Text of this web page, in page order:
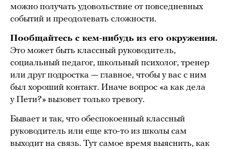
можно получать удовольствие от повседневных
событий и преодолевать сложности.
Пообщайтесь с кем-нибудь из его окружения.
Это может быть классный руководитель,
социальный педагог, школьный психолог, тренер
или друг подростка — главное, чтобы у вас с ним
был хороший контакт. Иначе вопрос «а как дела
у Пети?» вызовет только тревогу.
Бывает и так, что обеспокоенный классный
руководитель или еще кто-то из школы сам
выходит на связь. Тут самое время выяснить, как